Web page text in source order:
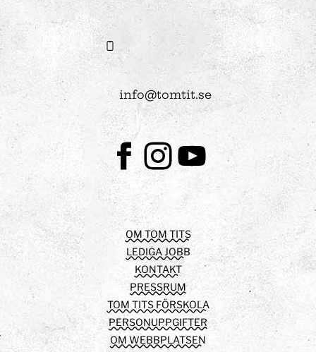
info@tomtit.se
FacebookInstagramYoutube
OM TOM TITS
LEDIGA JOBB
KONTAKT
PRESSRUM
TOM TITS FÖRSKOLA
PERSONUPPGIFTER
OM WEBBPLATSEN